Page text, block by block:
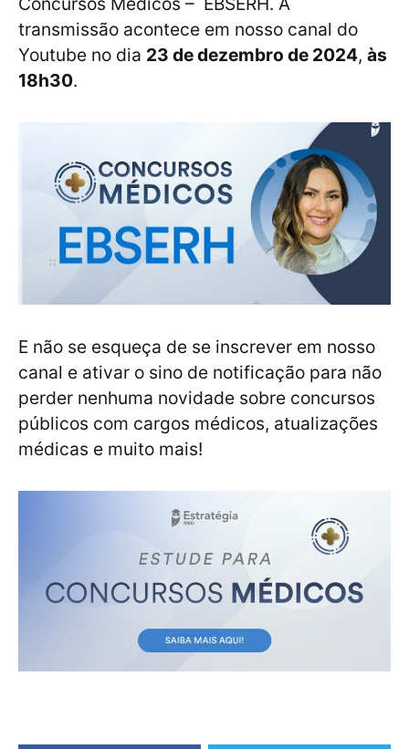
transmissão acontece em nosso canal do
Youtube no dia 23 de dezembro de 2024, às
18h30.
E não se esqueça de se inscrever em nosso
canal e ativar o sino de notificação para não
perder nenhuma novidade sobre concursos
públicos com cargos médicos, atualizações
médicas e muito mais!